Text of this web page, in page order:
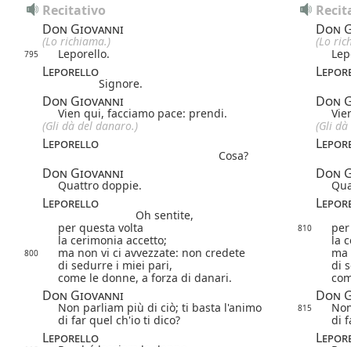
Recitativo
Don Giovanni
Don
(Lo richiama.) (Lo
795 Leporello.
Leporello
Signore.
Don Giovanni Don
Vien qui, facciamo pace: prendi.
(Gli dà del danaro.)
(Gli
Leporello
Cosa?
Don Giovanni Don
Quattro doppie.
Leporello
Oh sentite,
per questa volta
810
la cerimonia accetto;
la
800 ma non vi ci avvezzate: non credete
di sedurre i miei pari,
di
come le donne, a forza di danari.
Don Giovanni Don
Non parliam più di ciò; ti basta l'animo 815
di far quel ch'io ti dico?
di
Leporello